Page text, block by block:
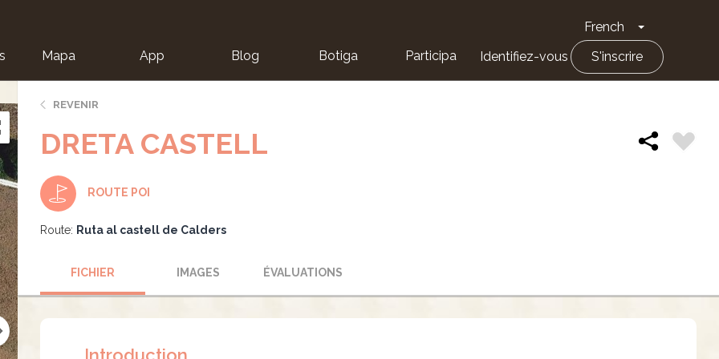
French Toggle
Mapa App Blog Botiga Participa Identifiez-vous S'inscrire
REVENIR
DRETA CASTELL
ROUTE POI
Route: Ruta al castell de Calders
FICHIER IMAGES ÉVALUATIONS